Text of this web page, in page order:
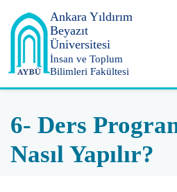
Ankara Yıldırım
Beyazıt
Üniversitesi
İnsan ve Toplum
Bilimleri Fakültesi
6- Ders
Nasıl Yapılır?